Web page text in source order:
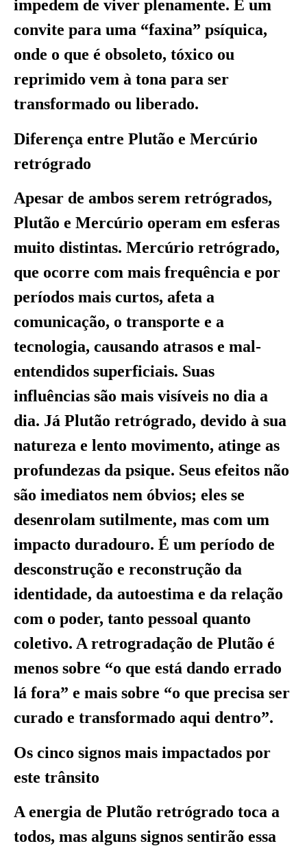
impedem de viver plenamente. É um
convite para uma “faxina” psíquica,
onde o que é obsoleto, tóxico ou
reprimido vem à tona para ser
transformado ou liberado.
Diferença entre Plutão e Mercúrio
retrógrado
Apesar de ambos serem retrógrados,
Plutão e Mercúrio operam em esferas
muito distintas. Mercúrio retrógrado,
que ocorre com mais frequência e por
períodos mais curtos, afeta a
comunicação, o transporte e a
tecnologia, causando atrasos e mal-
entendidos superficiais. Suas
influências são mais visíveis no dia a
dia. Já Plutão retrógrado, devido à sua
natureza e lento movimento, atinge as
profundezas da psique. Seus efeitos não
são imediatos nem óbvios; eles se
desenrolam sutilmente, mas com um
impacto duradouro. É um período de
desconstrução e reconstrução da
identidade, da autoestima e da relação
com o poder, tanto pessoal quanto
coletivo. A retrogradação de Plutão é
menos sobre “o que está dando errado
lá fora” e mais sobre “o que precisa ser
curado e transformado aqui dentro”.
Os cinco signos mais impactados por
este trânsito
A energia de Plutão retrógrado toca a
todos, mas alguns signos sentirão essa